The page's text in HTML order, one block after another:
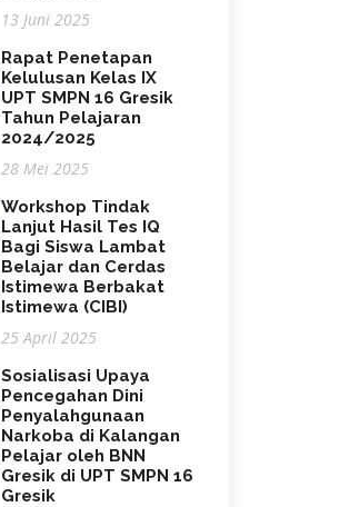
13 Juni 2025
Rapat Penetapan
Kelulusan Kelas IX
UPT SMPN 16 Gresik
Tahun Pelajaran
2024/2025
28 Mei 2025
Workshop Tindak
Lanjut Hasil Tes IQ
Bagi Siswa Lambat
Belajar dan Cerdas
Istimewa Berbakat
Istimewa (CIBI)
25 April 2025
Sosialisasi Upaya
Pencegahan Dini
Penyalahgunaan
Narkoba di Kalangan
Pelajar oleh BNN
Gresik di UPT SMPN 16
Gresik